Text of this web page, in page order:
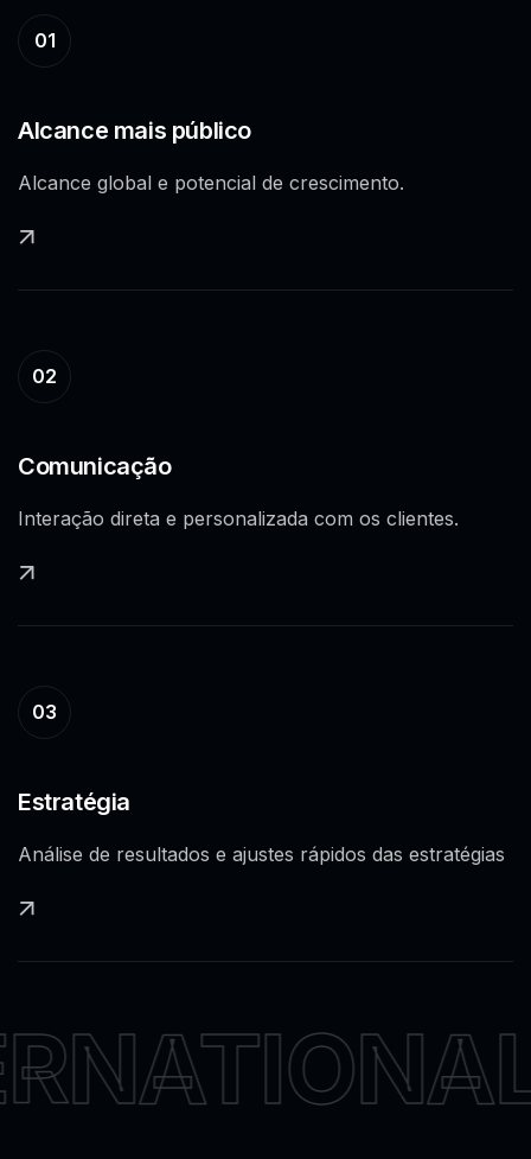
01
Alcance mais público
Alcance global e potencial de crescimento.
02
Comunicação
Interação direta e personalizada com os clientes.
03
Estratégia
Análise de resultados e ajustes rápidos das estratégias